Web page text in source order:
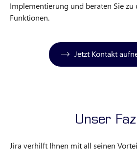
Implementierung und beraten Sie zu
Funktionen.
Jetzt Kontakt
Unser
Jira verhilft Ihnen mit all seinen